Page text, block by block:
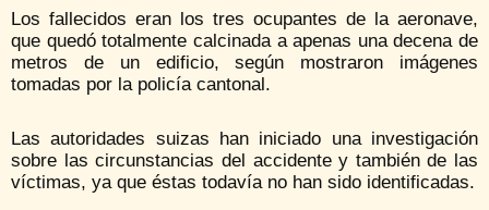
Los fallecidos eran los tres ocupantes de la aeronave,
que quedó totalmente calcinada a apenas una decena de
metros de un edificio, según mostraron imágenes
tomadas por la policía cantonal.
Las autoridades suizas han iniciado una investigación
sobre las circunstancias del accidente y también de las
víctimas, ya que éstas todavía no han sido identificadas.